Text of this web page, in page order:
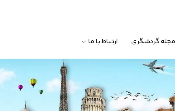
مجله گردشگری ارتباط با ما